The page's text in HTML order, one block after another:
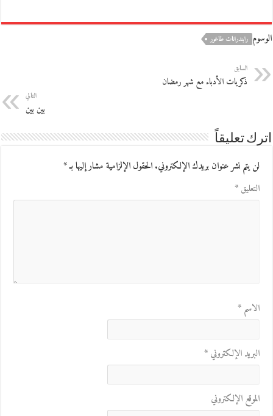
الوسوم رابندرانات طاغور
السابق
ذكريات الأدباء مع شهر رمضان
التالي
بين بين
اترك تعليقاً
لن يتم نشر عنوان بريدك الإلكتروني.الحقول الإلزامية مشار إليها بـ*
التعليق*
الاسم*
البريد الإلكتروني*
الموقع الإلكتروني